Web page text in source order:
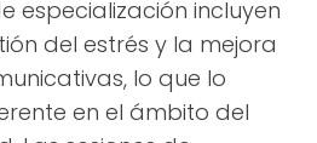
especialización incluyen
del estrés y la mejora
lo que lo
en el ámbito del